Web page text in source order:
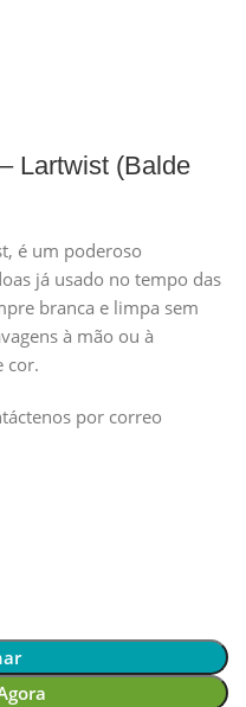
Lartwist (Balde
é um poderoso
já usado no tempo das
branca e limpa sem
à mão ou à
cor.
por correo